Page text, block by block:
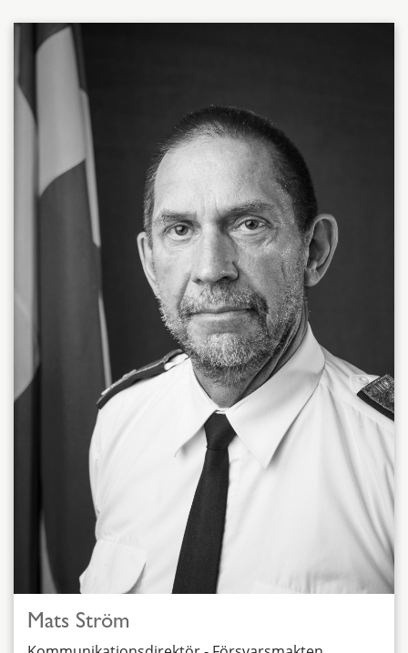
Mats Ström